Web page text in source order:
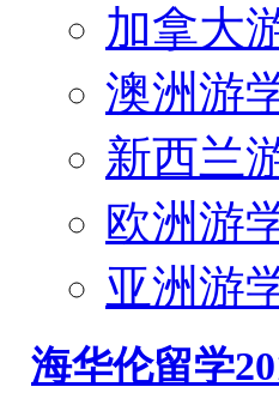
加拿大
澳洲游
新西兰
欧洲游
亚洲游
海华伦留学